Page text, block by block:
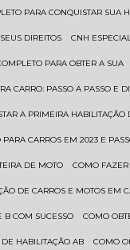
PARA CONQUISTAR SUA
DIREITOS CNH
PARA OBTER A SUA
CARRO: PASSO A PASSO E
A PRIMEIRA
PARA CARROS EM 2023 E
DE MOTO COMO
DE CARROS E MOTOS EM
B COM SUCESSO COMO
DE HABILITAÇÃO AB COMO